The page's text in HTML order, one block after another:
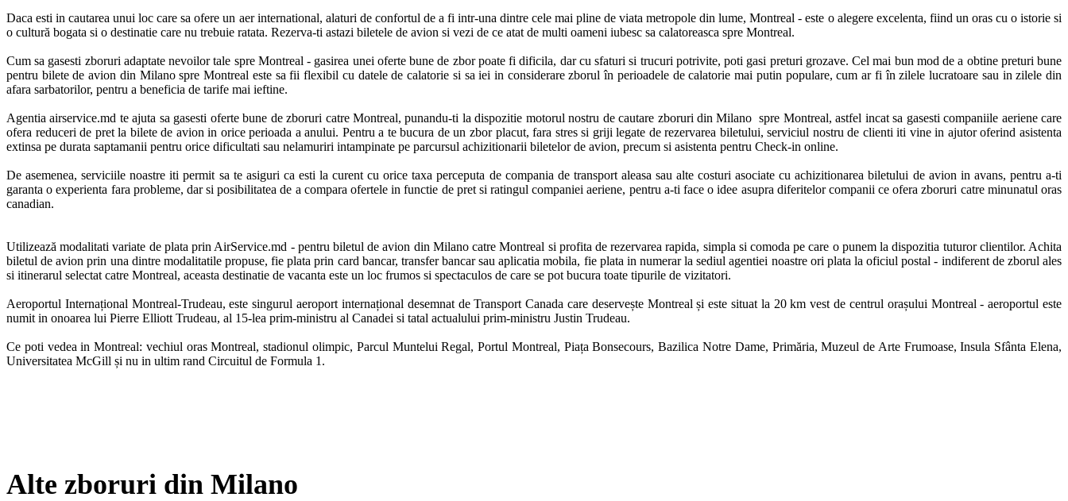
Daca esti in cautarea unui loc care sa ofere un aer international, alaturi de confortul de a fi intr-una dintre cele mai pline de viata metropole din lume, Montreal - este o alegere excelenta, fiind un oras cu o istorie si
o cultură bogata si o destinatie care nu trebuie ratata. Rezerva-ti astazi biletele de avion si vezi de ce atat de multi oameni iubesc sa calatoreasca spre Montreal.
Cum sa gasesti zboruri adaptate nevoilor tale spre Montreal - gasirea unei oferte bune de zbor poate fi dificila, dar cu sfaturi si trucuri potrivite, poti gasi preturi grozave. Cel mai bun mod de a obtine preturi bune
pentru bilete de avion din Milano spre Montreal este sa fii flexibil cu datele de calatorie si sa iei in considerare zborul în perioadele de calatorie mai putin populare, cum ar fi în zilele lucratoare sau in zilele din
afara sarbatorilor, pentru a beneficia de tarife mai ieftine.
Agentia airservice.md te ajuta sa gasesti oferte bune de zboruri catre Montreal, punandu-ti la dispozitie motorul nostru de cautare zboruri din Milano  spre Montreal, astfel incat sa gasesti companiile aeriene care
ofera reduceri de pret la bilete de avion in orice perioada a anului. Pentru a te bucura de un zbor placut, fara stres si griji legate de rezervarea biletului, serviciul nostru de clienti iti vine in ajutor oferind asistenta
extinsa pe durata saptamanii pentru orice dificultati sau nelamuriri intampinate pe parcursul achizitionarii biletelor de avion, precum si asistenta pentru Check-in online.
De asemenea, serviciile noastre iti permit sa te asiguri ca esti la curent cu orice taxa perceputa de compania de transport aleasa sau alte costuri asociate cu achizitionarea biletului de avion in avans, pentru a-ti
garanta o experienta fara probleme, dar si posibilitatea de a compara ofertele in functie de pret si ratingul companiei aeriene, pentru a-ti face o idee asupra diferitelor companii ce ofera zboruri catre minunatul oras
canadian.
Utilizează modalitati variate de plata prin AirService.md - pentru biletul de avion din Milano catre Montreal si profita de rezervarea rapida, simpla si comoda pe care o punem la dispozitia tuturor clientilor. Achita
biletul de avion prin una dintre modalitatile propuse, fie plata prin card bancar, transfer bancar sau aplicatia mobila, fie plata in numerar la sediul agentiei noastre ori plata la oficiul postal - indiferent de zborul ales
si itinerarul selectat catre Montreal, aceasta destinatie de vacanta este un loc frumos si spectaculos de care se pot bucura toate tipurile de vizitatori.
Aeroportul Internațional Montreal-Trudeau, este singurul aeroport internațional desemnat de Transport Canada care deservește Montreal și este situat la 20 km vest de centrul orașului Montreal - aeroportul este
numit in onoarea lui Pierre Elliott Trudeau, al 15-lea prim-ministru al Canadei si tatal actualului prim-ministru Justin Trudeau.
Ce poti vedea in Montreal: vechiul oras Montreal, stadionul olimpic, Parcul Muntelui Regal, Portul Montreal, Piața Bonsecours, Bazilica Notre Dame, Primăria, Muzeul de Arte Frumoase, Insula Sfânta Elena,
Universitatea McGill și nu in ultim rand Circuitul de Formula 1.
Alte zboruri din Milano